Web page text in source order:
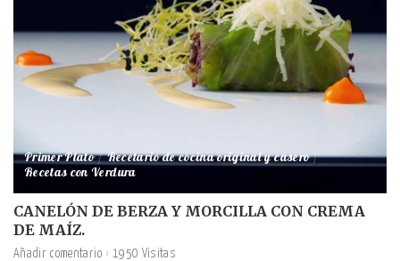
Primer Plato Recetario de cocina original y casero
Recetas con Verdura
CANELÓN DE BERZA Y MORCILLA CON CREMA
DE MAÍZ.
Añadir comentario
1950 Visitas